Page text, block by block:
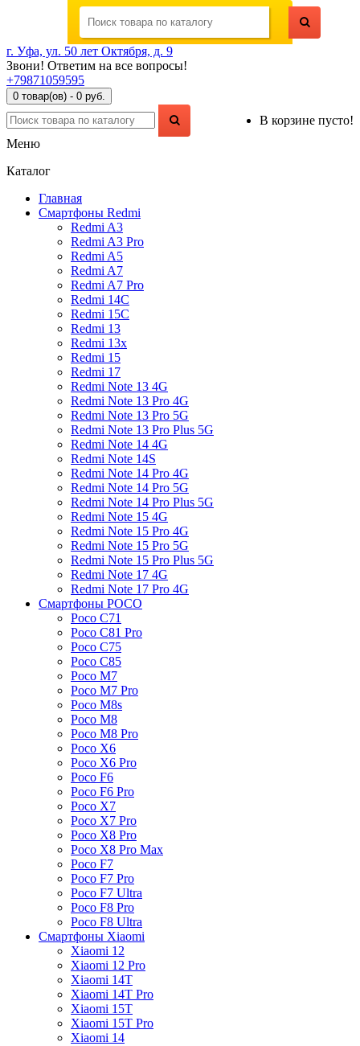
г. Уфа, ул. 50 лет Октября, д. 9
Звони! Ответим на все вопросы!
+79871059595
0 товар(ов) - 0 руб.
В корзине пусто!
Меню
Каталог
Главная
Смартфоны Redmi
Redmi A3
Redmi A3 Pro
Redmi A5
Redmi A7
Redmi A7 Pro
Redmi 14C
Redmi 15C
Redmi 13
Redmi 13x
Redmi 15
Redmi 17
Redmi Note 13 4G
Redmi Note 13 Pro 4G
Redmi Note 13 Pro 5G
Redmi Note 13 Pro Plus 5G
Redmi Note 14 4G
Redmi Note 14S
Redmi Note 14 Pro 4G
Redmi Note 14 Pro 5G
Redmi Note 14 Pro Plus 5G
Redmi Note 15 4G
Redmi Note 15 Pro 4G
Redmi Note 15 Pro 5G
Redmi Note 15 Pro Plus 5G
Redmi Note 17 4G
Redmi Note 17 Pro 4G
Смартфоны POCO
Poco C71
Poco C81 Pro
Poco C75
Poco C85
Poco M7
Poco M7 Pro
Poco M8s
Poco M8
Poco M8 Pro
Poco X6
Poco X6 Pro
Poco F6
Poco F6 Pro
Poco X7
Poco X7 Pro
Poco X8 Pro
Poco X8 Pro Max
Poco F7
Poco F7 Pro
Poco F7 Ultra
Poco F8 Pro
Poco F8 Ultra
Смартфоны Xiaomi
Xiaomi 12
Xiaomi 12 Pro
Xiaomi 14T
Xiaomi 14T Pro
Xiaomi 15T
Xiaomi 15T Pro
Xiaomi 14